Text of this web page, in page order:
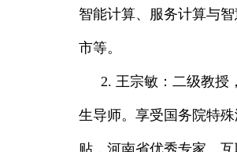
智能计算、服务计算与
市等。
2. 王宗敏：二级教授
生导师。享受国务院特